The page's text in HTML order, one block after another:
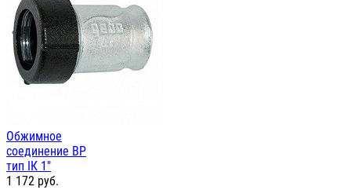
Обжимное
соединение ВР
тип IК 1"
1 172 руб.